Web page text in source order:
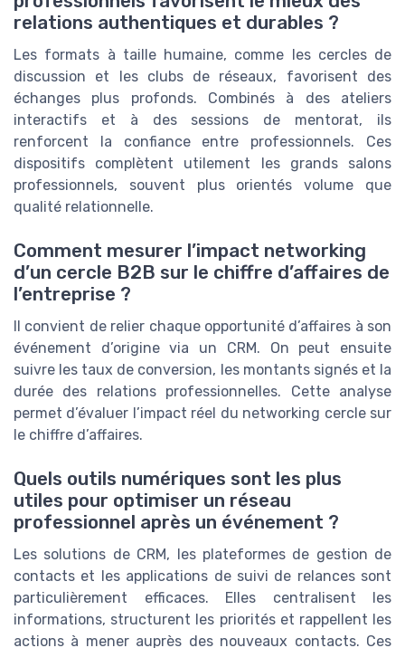
relations authentiques et durables ?
Les formats à taille humaine, comme les cercles de
discussion et les clubs de réseaux, favorisent des
échanges plus profonds. Combinés à des ateliers
interactifs et à des sessions de mentorat, ils
renforcent la confiance entre professionnels. Ces
dispositifs complètent utilement les grands salons
professionnels, souvent plus orientés volume que
qualité relationnelle.
Comment mesurer l’impact networking
d’un cercle B2B sur le chiffre d’affaires de
l’entreprise ?
Il convient de relier chaque opportunité d’affaires à son
événement d’origine via un CRM. On peut ensuite
suivre les taux de conversion, les montants signés et la
durée des relations professionnelles. Cette analyse
permet d’évaluer l’impact réel du networking cercle sur
le chiffre d’affaires.
Quels outils numériques sont les plus
utiles pour optimiser un réseau
professionnel après un événement ?
Les solutions de CRM, les plateformes de gestion de
contacts et les applications de suivi de relances sont
particulièrement efficaces. Elles centralisent les
informations, structurent les priorités et rappellent les
actions à mener auprès des nouveaux contacts. Ces